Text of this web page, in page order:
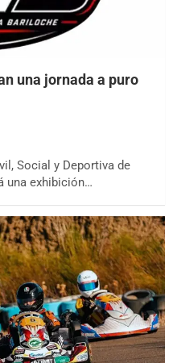
una jornada a puro
Social y Deportiva de
una exhibición…